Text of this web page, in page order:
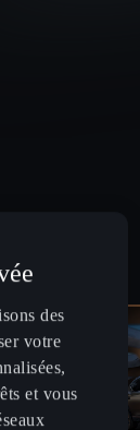
des
votre
et vous